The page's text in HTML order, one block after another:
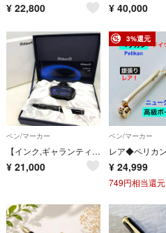
¥ 22,800 ¥ 40,000
ペン/マーカー
【インク,ギャランティ付】ペリカン トラディッショナル M215 ダイヤライン
¥ 21,000
3%還元
ペン/マーカー
¥ 24,999
749円相当還元